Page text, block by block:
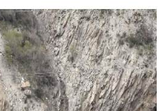
İstanbul
İzmir
Kars
Kastamonu